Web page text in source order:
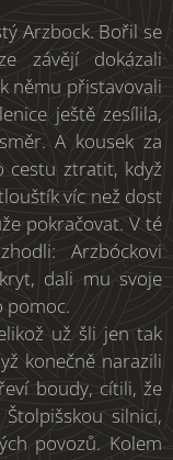
Arzbock. Bořil se
závějí dokázali
němu přistavovali
ještě zesílila,
A kousek za
cestu ztratit, když
víc než dost
pokračovat. V té
Arzbóckovi
dali mu svoje
pomoc.
už šli jen tak
konečně narazili
boudy, cítili, že
silnici,
povozů. Kolem